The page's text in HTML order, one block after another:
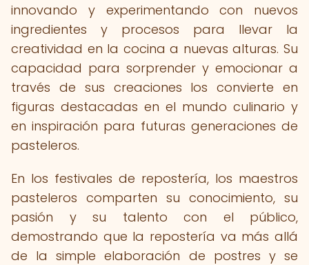
innovando y experimentando con nuevos
ingredientes y procesos para llevar la
creatividad en la cocina a nuevas alturas. Su
capacidad para sorprender y emocionar a
través de sus creaciones los convierte en
figuras destacadas en el mundo culinario y
en inspiración para futuras generaciones de
pasteleros.
En los festivales de repostería, los maestros
pasteleros comparten su conocimiento, su
pasión y su talento con el público,
demostrando que la repostería va más allá
de la simple elaboración de postres y se